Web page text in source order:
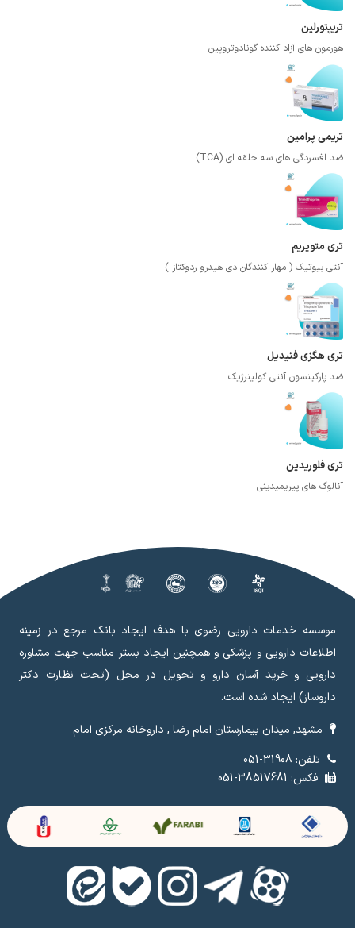
تریپتورلین
هورمون های آزاد کننده گونادوتروپین
تریمی پرامین
ضد افسردگی های سه حلقه ای (TCA)
تری متوپریم
آنتی بیوتیک ( مهار کنندگان دی هیدرو ردوکتاز )
تری هگزی فنیدیل
ضد پارکینسون آنتی کولینرژیک
تری فلوریدین
آنالوگ های پیریمیدینی
موسسه خدمات دارویی رضوی با هدف ایجاد بانک مرجع در زمینه
اطلاعات دارویی و پزشکی و همچنین ایجاد بستر مناسب جهت مشاوره
دارویی و خرید آسان دارو و تحویل در محل (تحت نظارت دکتر
داروساز) ایجاد شده است.
مشهد, میدان بیمارستان امام رضا , داروخانه مرکزی امام
تلفن: 31908-051
فکس: 38517681-051